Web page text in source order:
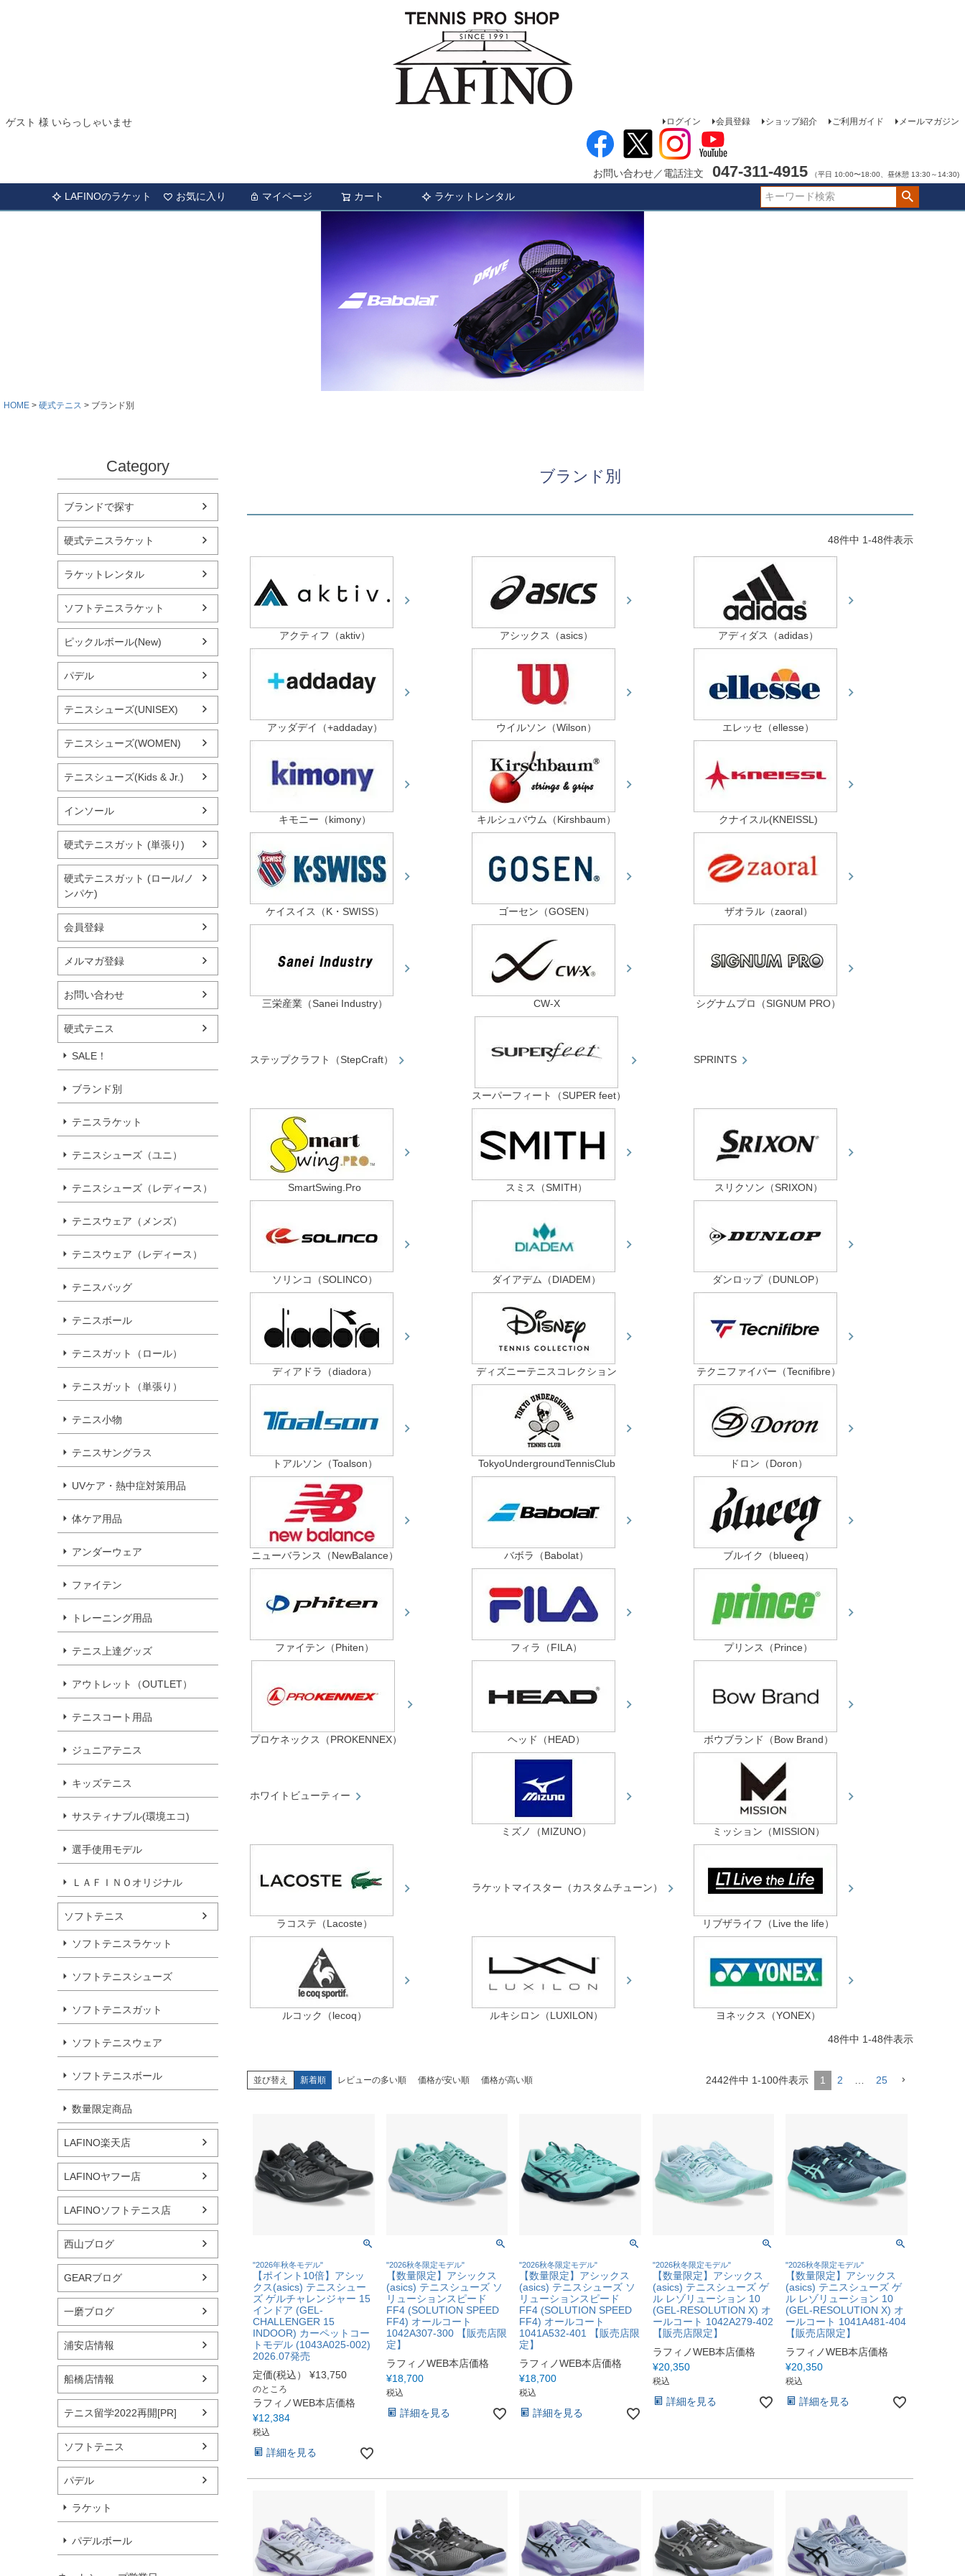
ゲスト 様 いらっしゃいませ ログイン 会員登録 ショップ紹介 ご利用ガイド メールマガジン
お問い合わせ／電話注文 047-311-4915 （平日 10:00〜18:00、昼休憩 13:30～14:30)
LAFINOのラケット お気に入り マイページ カート ラケットレンタル
HOME 硬式テニス ブランド別
Category
ブランドで探す
硬式テニスラケット
ラケットレンタル
ソフトテニスラケット
ピックルボール(New)
パデル
テニスシューズ(UNISEX)
テニスシューズ(WOMEN)
テニスシューズ(Kids & Jr.)
インソール
硬式テニスガット (単張り)
硬式テニスガット (ロール/ノ
ンパケ)
会員登録
メルマガ登録
お問い合わせ
硬式テニス
SALE！
ブランド別
テニスラケット
テニスシューズ（ユニ）
テニスシューズ（レディース）
テニスウェア（メンズ）
テニスウェア（レディース）
テニスバッグ
テニスボール
テニスガット（ロール）
テニスガット（単張り）
テニス小物
テニスサングラス
UVケア・熱中症対策用品
体ケア用品
アンダーウェア
ファイテン
トレーニング用品
テニス上達グッズ
アウトレット（OUTLET）
テニスコート用品
ジュニアテニス
キッズテニス
サスティナブル(環境エコ)
選手使用モデル
ＬＡＦＩＮＯオリジナル
ソフトテニス
ソフトテニスラケット
ソフトテニスシューズ
ソフトテニスガット
ソフトテニスウェア
ソフトテニスボール
数量限定商品
LAFINO楽天店
LAFINOヤフー店
LAFINOソフトテニス店
西山ブログ
GEARブログ
一磨ブログ
浦安店情報
船橋店情報
テニス留学2022再開[PR]
ソフトテニス
パデル
ラケット
パデルボール
ブランド別
48件中 1-48件表示
アクティフ（aktiv） アシックス（asics） アディダス（adidas）
アッダデイ（+addaday） ウイルソン（Wilson） エレッセ（ellesse）
キモニー（kimony） キルシュバウム（Kirshbaum） クナイスル(KNEISSL)
ケイスイス（K・SWISS） ゴーセン（GOSEN） ザオラル（zaoral）
三栄産業（Sanei Industry） CW-X シグナムプロ（SIGNUM PRO）
ステップクラフト（StepCraft）
スーパーフィート（SUPER feet）
SPRINTS
SmartSwing.Pro スミス（SMITH） スリクソン（SRIXON）
ソリンコ（SOLINCO） ダイアデム（DIADEM） ダンロップ（DUNLOP）
ディアドラ（diadora） ディズニーテニスコレクション テクニファイバー（Tecnifibre）
トアルソン（Toalson） TokyoUndergroundTennisClub ドロン（Doron）
ニューバランス（NewBalance） バボラ（Babolat） ブルイク（blueeq）
ファイテン（Phiten） フィラ（FILA） プリンス（Prince）
プロケネックス（PROKENNEX） ヘッド（HEAD） ボウブランド（Bow Brand）
ホワイトビューティー
ミズノ（MIZUNO） ミッション（MISSION）
ラコステ（Lacoste）
ラケットマイスター（カスタムチューン）
リブザライフ（Live the life）
ルコック（lecoq） ルキシロン（LUXILON） ヨネックス（YONEX）
48件中 1-48件表示
並び替え 新着順 レビューの多い順 価格が安い順 価格が高い順 2442件中 1-100件表示 1 2 25
"2026年秋冬モデル"
【ポイント10倍】アシッ
クス(asics) テニスシュー
ズ ゲルチャレンジャー 15
インドア (GEL-
CHALLENGER 15
INDOOR) カーペットコー
トモデル (1043A025-002)
2026.07発売
定価(税込）
¥13,750
のところ
ラフィノWEB本店価格
¥12,384
税込
詳細を見る
"2026秋冬限定モデル"
【数量限定】アシックス
(asics) テニスシューズ ソ
リューションスピード
FF4 (SOLUTION SPEED
FF4) オールコート
1042A307-300 【販売店限
定】
ラフィノWEB本店価格
¥18,700
税込
詳細を見る
"2026秋冬限定モデル"
【数量限定】アシックス
(asics) テニスシューズ ソ
リューションスピード
FF4 (SOLUTION SPEED
FF4) オールコート
1041A532-401 【販売店限
定】
ラフィノWEB本店価格
¥18,700
税込
詳細を見る
"2026秋冬限定モデル"
【数量限定】アシックス
(asics) テニスシューズ ゲ
ル レゾリューション 10
(GEL-RESOLUTION X) オ
ールコート 1042A279-402
【販売店限定】
ラフィノWEB本店価格
¥20,350
税込
詳細を見る
"2026秋冬限定モデル"
【数量限定】アシックス
(asics) テニスシューズ ゲ
ル レゾリューション 10
(GEL-RESOLUTION X) オ
ールコート 1041A481-404
【販売店限定】
ラフィノWEB本店価格
¥20,350
税込
詳細を見る